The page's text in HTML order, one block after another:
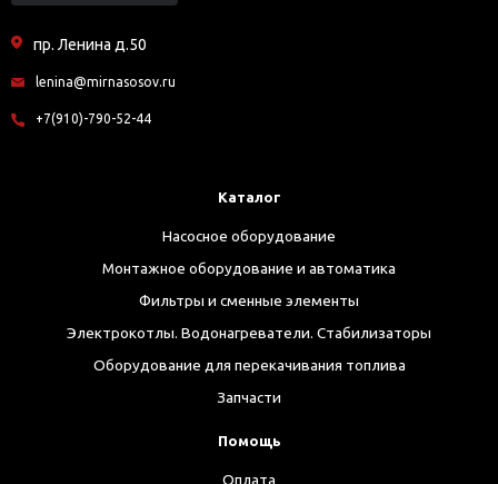
пр. Ленина д.50
lenina@mirnasosov.ru
+7(910)-790-52-44
Каталог
Насосное оборудование
Монтажное оборудование и автоматика
Фильтры и сменные элементы
Электрокотлы. Водонагреватели. Стабилизаторы
Оборудование для перекачивания топлива
Запчасти
Помощь
Оплата